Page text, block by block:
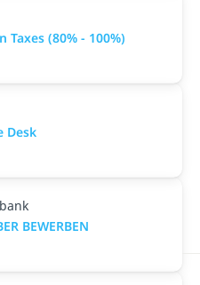
(80% - 100%)
Desk
BEWERBEN